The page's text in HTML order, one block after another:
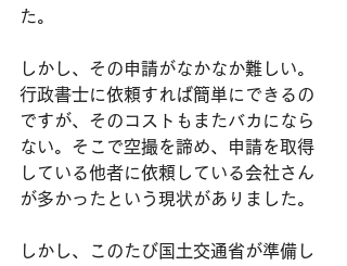
た。
しかし、その申請がなかなか難しい。
行政書士に依頼すれば簡単にできるの
ですが、そのコストもまたバカになら
ない。そこで空撮を諦め、申請を取得
している他者に依頼している会社さん
が多かったという現状がありました。
​しかし、このたび国土交通省が準備し